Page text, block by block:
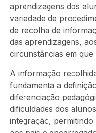
aprendizagens dos
variedade de
de recolha de
das aprendizagens,
circunstâncias em
A informação
fundamenta a
diferenciação
dificuldades dos
integração,